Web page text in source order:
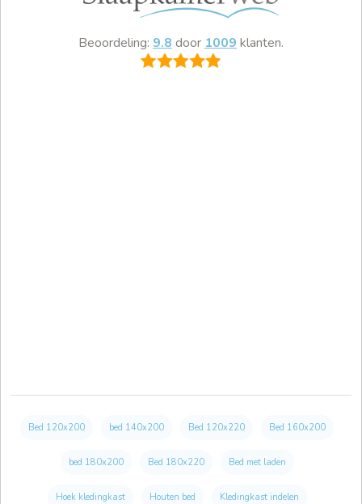
Beoordeling: 9.8 door 1009 klanten.
Bed 120x200 bed 140x200 Bed 120x220 Bed 160x200
bed 180x200 Bed 180x220 Bed met laden
Hoek kledingkast Houten bed Kledingkast indelen